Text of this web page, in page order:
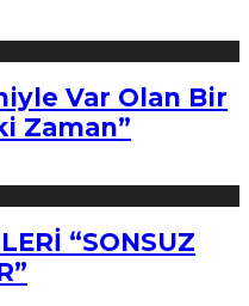
Var Olan Bir
Zaman”
“SONSUZ